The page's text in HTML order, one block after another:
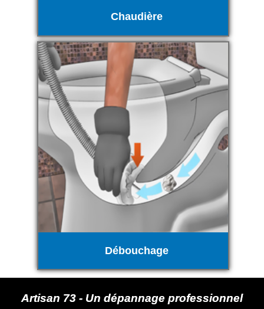
Chaudière
Débouchage
Artisan 73 - Un dépannage professionnel